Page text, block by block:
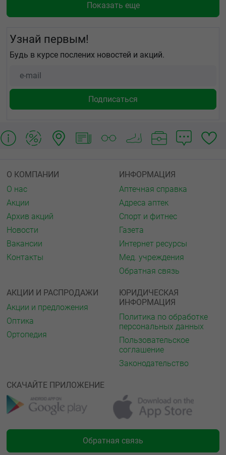
Показать еще
Узнай первым!
Будь в курсе послених новостей и акций.
О КОМПАНИИ
О нас
Акции
Архив акций
Новости
Вакансии
Контакты
ИНФОРМАЦИЯ
Аптечная справка
Адреса аптек
Спорт и фитнес
Газета
Интернет ресурсы
Мед. учреждения
Обратная связь
АКЦИИ И РАСПРОДАЖИ
Акции и предложения
Оптика
Ортопедия
ЮРИДИЧЕСКАЯ
ИНФОРМАЦИЯ
Политика по обработке
персональных данных
Пользовательское
соглашение
Законодательство
СКАЧАЙТЕ ПРИЛОЖЕНИЕ
Обратная связь